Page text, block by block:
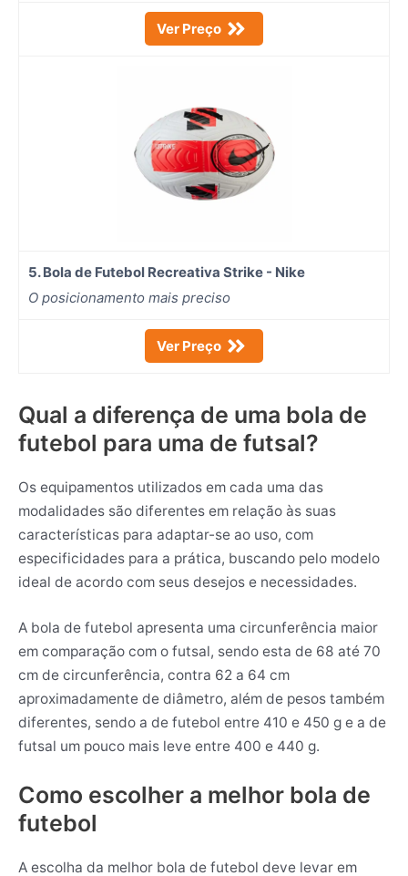
Ver Preço
5. Bola de Futebol Recreativa Strike - Nike
O posicionamento mais preciso
Ver Preço
Qual a diferença de uma bola de
futebol para uma de futsal?
Os equipamentos utilizados em cada uma das
modalidades são diferentes em relação às suas
características para adaptar-se ao uso, com
especificidades para a prática, buscando pelo modelo
ideal de acordo com seus desejos e necessidades.
A bola de futebol apresenta uma circunferência maior
em comparação com o futsal, sendo esta de 68 até 70
cm de circunferência, contra 62 a 64 cm
aproximadamente de diâmetro, além de pesos também
diferentes, sendo a de futebol entre 410 e 450 g e a de
futsal um pouco mais leve entre 400 e 440 g.
Como escolher a melhor bola de
futebol
A escolha da melhor bola de futebol deve levar em